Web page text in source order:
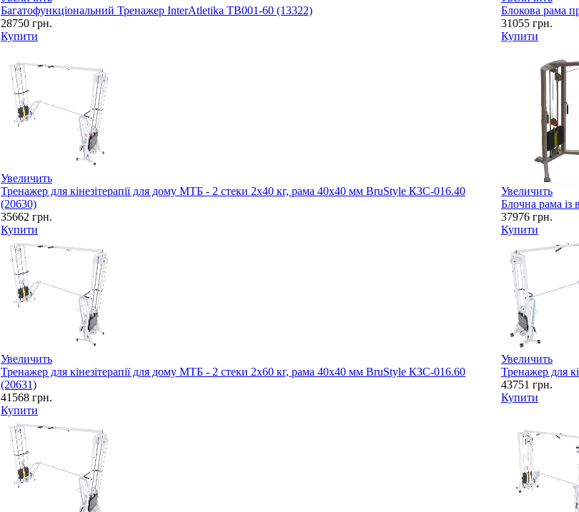
Багатофункціональний Тренажер InterAtletika TB001-60 (13322)
28750 грн.
Купити
Блокова рама
31055 грн.
Купити
Увеличить
Тренажер для кінезітерапії для дому МТБ - 2 стеки 2х40 кг, рама 40х40 мм BruStyle КЗС-016.40
(20630)
35662 грн.
Купити
Увеличить
Блочна рама
37976 грн.
Купити
Увеличить
Тренажер для кінезітерапії для дому МТБ - 2 стеки 2х60 кг, рама 40х40 мм BruStyle КЗС-016.60
(20631)
41568 грн.
Купити
Увеличить
Тренажер для
43751 грн.
Купити